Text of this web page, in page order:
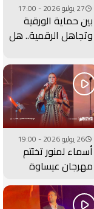
27 يوليو 2026 - 17:00
بين حماية الورقية
وتجاهل الرقمية.. هل
عقارب الساعة إلى
الوراء؟
26 يوليو 2026 - 19:00
أسماء لمنور تختتم
مهرجان عيساوة
فيديو